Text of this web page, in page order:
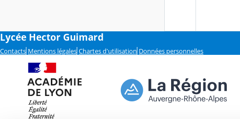
Lycée Hector Guimard
Contacts Mentions légales Chartes d'utilisation Données personnelles